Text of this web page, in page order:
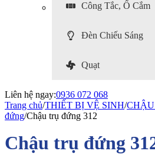
Công Tắc, Ổ Cắm
Đèn Chiếu Sáng
Quạt
Liên hệ ngay:0936 072 068
Trang chủ/THIẾT BỊ VỆ SINH/
đứng/Chậu trụ đứng 312
Chậu trụ đứng